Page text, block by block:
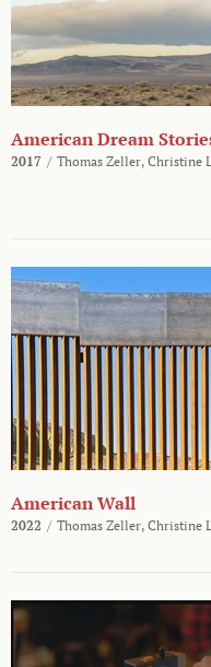
American Dream
2017 / Thomas Zeller, Christine
American Wall
2022 / Thomas Zeller, Christine